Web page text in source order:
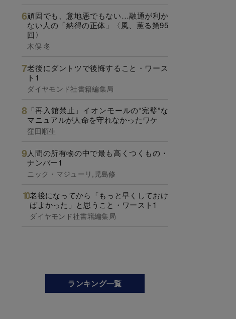
頑固でも、意地悪でもない…融通が利か
ない人の「納得の正体」〈風、薫る第95
回〉
木俣 冬
老後にダントツで後悔すること・ワース
ト1
ダイヤモンド社書籍編集局
「再入館禁止」イオンモールの“完璧”な
マニュアルが人命を守れなかったワケ
窪田順生
人間の所有物の中で最も高くつくもの・
ナンバー1
ニック・マジューリ,児島修
老後になってから「もっと早くしておけ
ばよかった」と思うこと・ワースト1
ダイヤモンド社書籍編集局
ランキング一覧